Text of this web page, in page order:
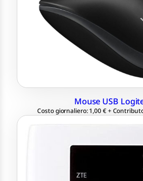
Mouse USB
Costo giornaliero: 1,00 € +
Fino a 10 connessioni